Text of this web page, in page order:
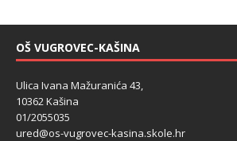
OŠ VUGROVEC-KAŠINA
Ulica Ivana Mažuranića 43,
10362 Kašina
01/2055035
ured@os-vugrovec-kasina.skole.hr